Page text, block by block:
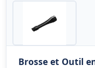
Brosse et Outil